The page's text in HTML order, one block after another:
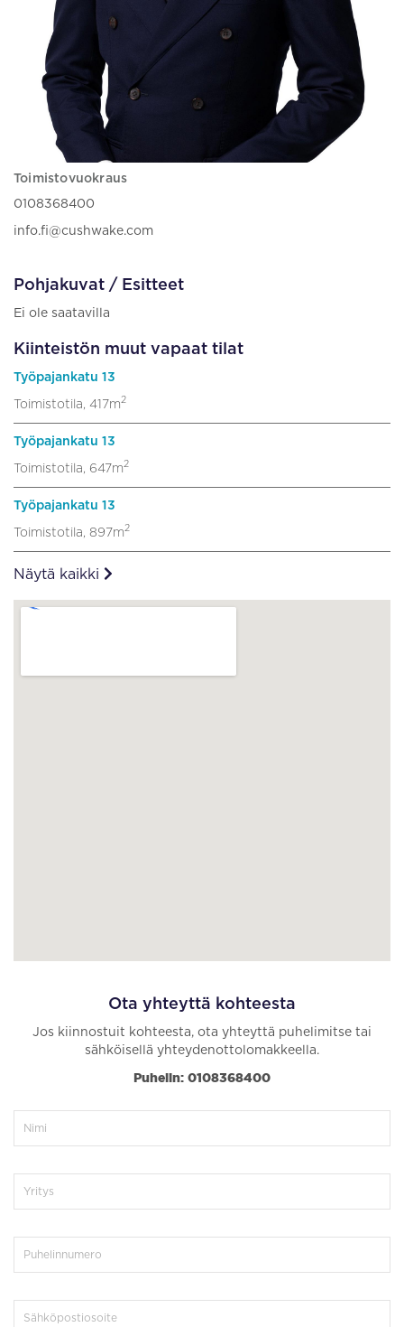
Toimistovuokraus
0108368400
info.fi@cushwake.com
Pohjakuvat / Esitteet
Ei ole saatavilla
Kiinteistön muut vapaat tilat
Työpajankatu 13
Toimistotila, 417m2
Työpajankatu 13
Toimistotila, 647m2
Työpajankatu 13
Toimistotila, 897m2
Näytä kaikki
Ota yhteyttä kohteesta
Jos kiinnostuit kohteesta, ota yhteyttä puhelimitse tai
sähköisellä yhteydenottolomakkeella.
Puhelin: 0108368400